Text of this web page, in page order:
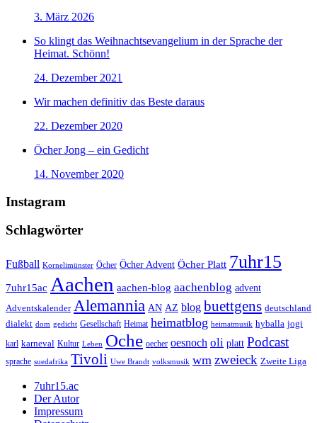
3. März 2026
So klingt das Weihnachtsevangelium in der Sprache der
Heimat. Schönn!
24. Dezember 2021
Wir machen definitiv das Beste daraus
22. Dezember 2020
Öcher Jong – ein Gedicht
14. November 2020
Instagram
Schlagwörter
Fußball Kornelimünster Öcher Öcher Advent Öcher Platt 7uhr15
7uhr15ac Aachen aachen-blog aachenblog advent
Adventskalender Alemannia AN AZ blog buettgens deutschland
dialekt dom gedicht Gesellschaft Heimat heimatblog heimatmusik hyballa jogi
karl karneval Kultur Leben Oche oecher oesnoch oli platt Podcast
sprache suedafrika Tivoli Uwe Brandt volksmusik wm zweieck Zweite Liga
7uhr15.ac
Der Autor
Impressum